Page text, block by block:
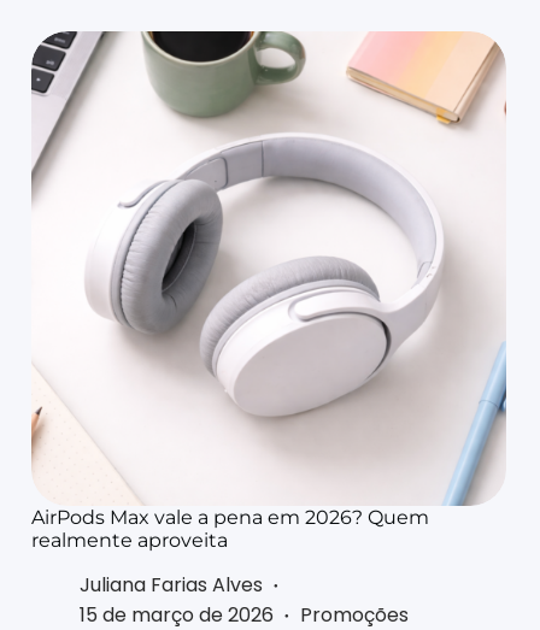
AirPods Max vale a pena em 2026? Quem
realmente aproveita
Juliana Farias Alves
15 de março de 2026
Promoções